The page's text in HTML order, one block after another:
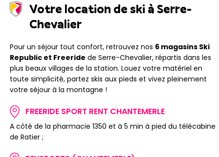
Votre location de ski à Serre-
Chevalier
Pour un séjour tout confort, retrouvez nos 6 magasins Ski
Republic et Freeride de Serre-Chevalier, répartis dans les
plus beaux villages de la station. Louez votre matériel en
toute simplicité, partez skis aux pieds et vivez pleinement
votre séjour à la montagne !
FREERIDE SPORT RENT CHANTEMERLE
A côté de la pharmacie 1350 et à 5 min à pied du télécabine
de Ratier ;